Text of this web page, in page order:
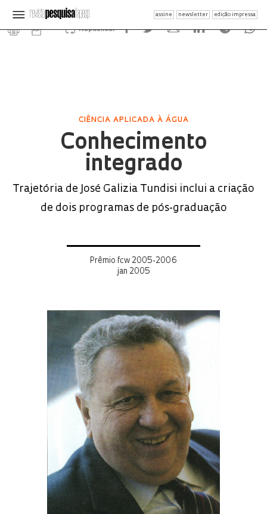
assine newsletter edição impressa
Republicar
CIÊNCIA APLICADA À ÁGUA
Conhecimento
integrado
Trajetória de José Galizia Tundisi inclui a criação
de dois programas de pós-graduação
Prêmio fcw 2005-2006
jan 2005